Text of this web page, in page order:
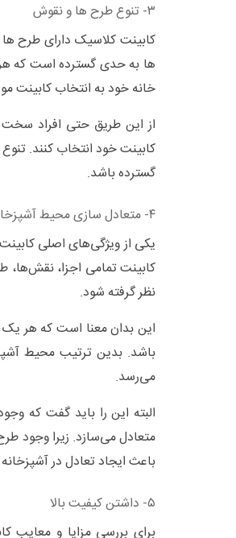
۳- تنوع طرح ها و نقوش
کابینت کلاسیک دارای طرح
ها به حدی گسترده است که هر
خانه خود به انتخاب کابینت
از این طریق حتی افراد سخت
کابینت خود انتخاب کنند.
گسترده باشد.
۴- متعادل سازی محیط آشپزخانه
یکی از ویژگی‌های اصلی
کابینت تمامی اجزا،
نظر گرفته شود.
این بدان معنا است که هر یک
باشد. بدین ترتیب محیط
می‌رسد.
البته این را باید گفت که
متعادل می‌سازد. زیرا وجود
باعث ایجاد تعادل در
۵- داشتن کیفیت بالا
برای بررسی مزایا و معایب